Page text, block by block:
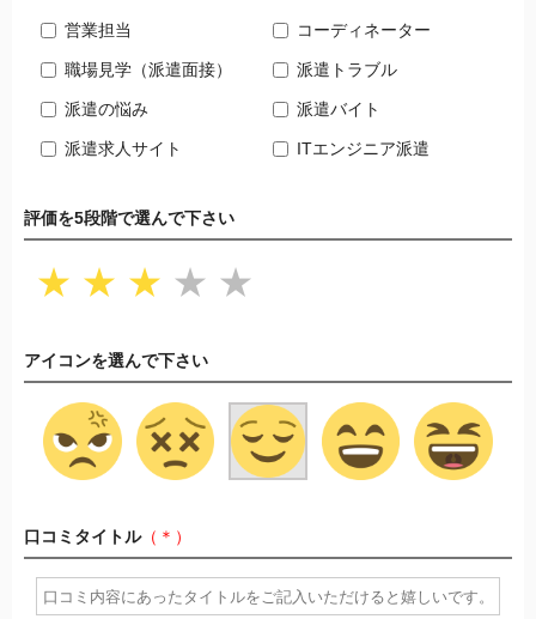
営業担当 コーディネーター
職場見学（派遣面接） 派遣トラブル
派遣の悩み 派遣バイト
派遣求人サイト ITエンジニア派遣
評価を5段階で選んで下さい
★ ★ ★ ★ ★
アイコンを選んで下さい
口コミタイトル（＊）